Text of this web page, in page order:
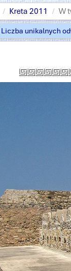
Kreta 2011 W
unikalnych